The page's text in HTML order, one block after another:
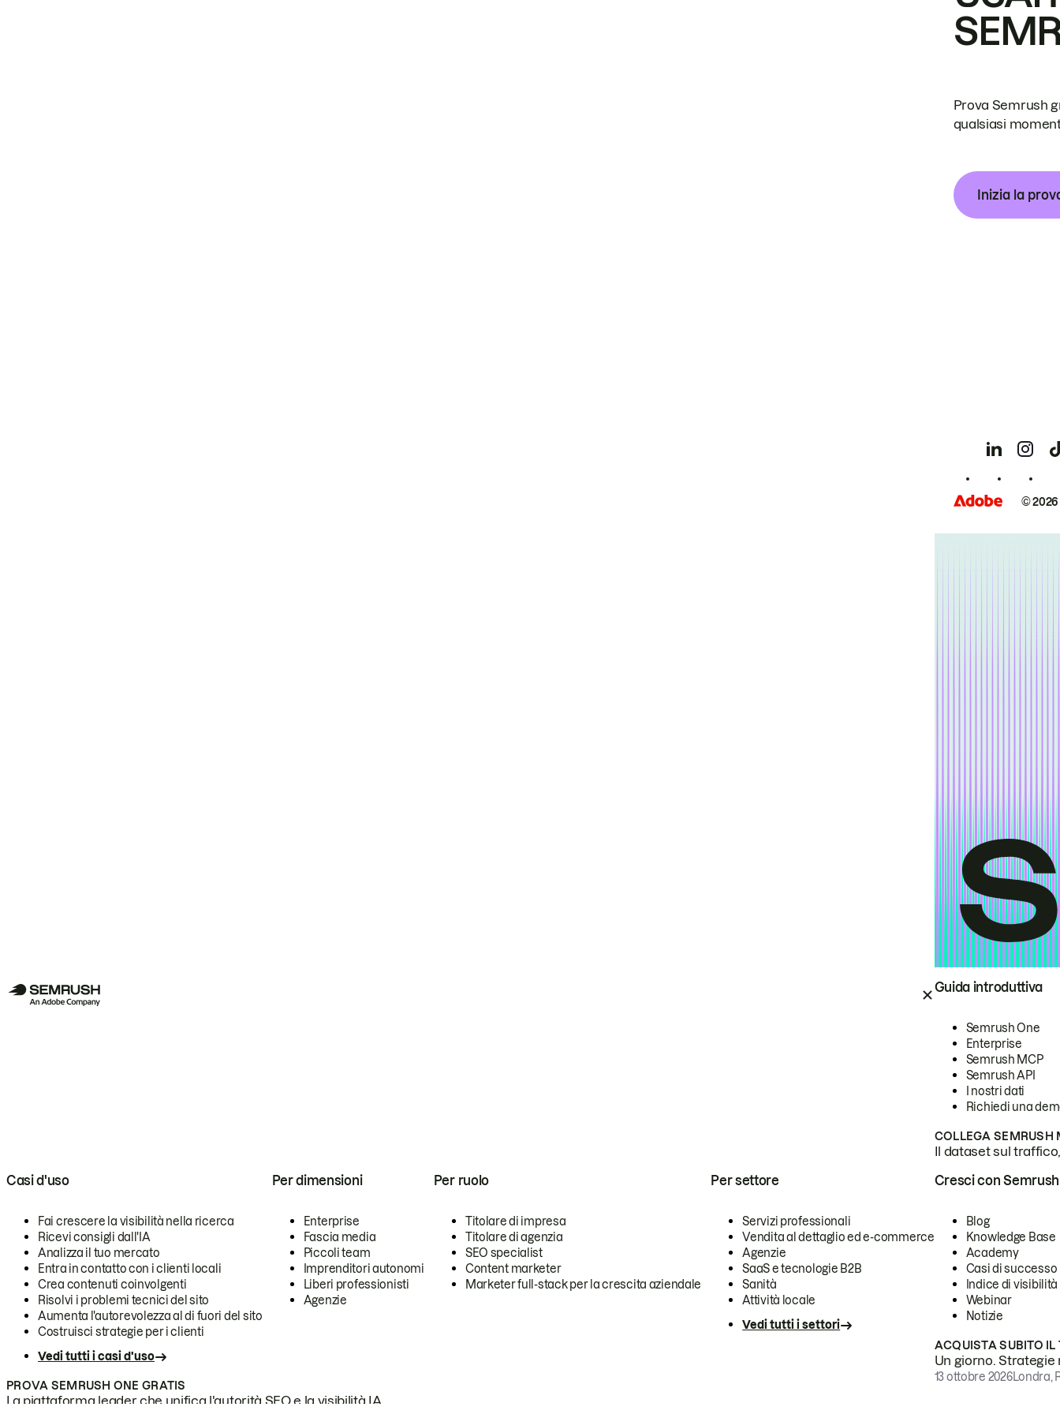
Guida introduttiva
Semrush One
Enterprise
Semrush MCP
Semrush API
I nostri dati
Richiedi una
COLLEGA SEMRUSH
Il dataset sul
Casi d'uso
Fai crescere la visibilità nella ricerca
Ricevi consigli dall'IA
Analizza il tuo mercato
Entra in contatto con i clienti locali
Crea contenuti coinvolgenti
Risolvi i problemi tecnici del sito
Aumenta l'autorevolezza al di fuori del sito
Costruisci strategie per i clienti
Vedi tutti i casi d'uso
Per dimensioni
Enterprise
Fascia media
Piccoli team
Imprenditori autonomi
Liberi professionisti
Agenzie
Per ruolo
Titolare di impresa
Titolare di agenzia
SEO specialist
Content marketer
Marketer full-stack per la crescita aziendale
Per settore
Servizi professionali
Vendita al dettaglio ed e-commerce
Agenzie
SaaS e tecnologie B2B
Sanità
Attività locale
Vedi tutti i settori
PROVA SEMRUSH ONE GRATIS
La piattaforma leader che unifica l'autorità SEO e la visibilità IA.
Cresci con Semrush
Blog
Knowledge Base
Academy
Casi di successo
Indice di visibilità
Webinar
Notizie
ACQUISTA SUBITO IL
Un giorno.
13 ottobre 2026Londra,
Prova Semrush
qualsiasi
Inizia la
©